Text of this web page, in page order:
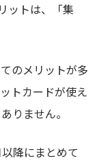
ットは、「集
のメリットが多
トカードが使え
りません。
降にまとめて